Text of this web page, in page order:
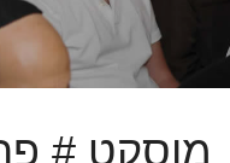
מוסקט #